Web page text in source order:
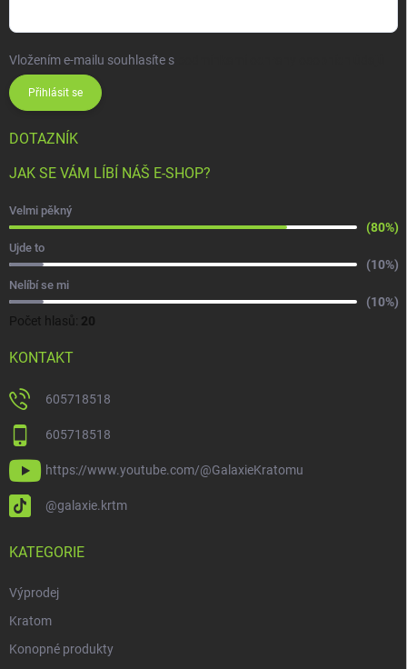
Vložením e-mailu souhlasíte s
Přihlásit se
DOTAZNÍK
JAK SE VÁM LÍBÍ NÁŠ E-SHOP?
Velmi pěkný
(80%)
Ujde to
(10%)
Nelíbí se mi
(10%)
Počet hlasů: 20
KONTAKT
605718518
605718518
https://www.youtube.com/@GalaxieKratomu
@galaxie.krtm
KATEGORIE
Výprodej
Kratom
Konopné produkty